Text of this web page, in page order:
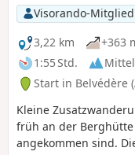
Visorando-Mitglied
3,22 km
+363
1:55 Std.
Mittel
Start in Belvédère
Kleine
früh an der Berghütte
angekommen sind.